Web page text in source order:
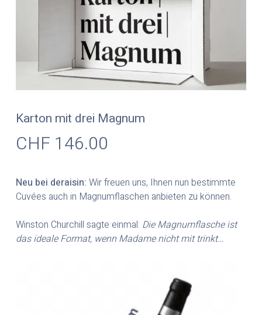
Karton mit drei Magnum
CHF 146.00
Neu bei deraisin: Wir freuen uns, Ihnen nun bestimmte
Cuvées auch in Magnumflaschen anbieten zu können.
Winston Churchill sagte einmal: Die Magnumflasche ist
das ideale Format, wenn Madame nicht mit trinkt…